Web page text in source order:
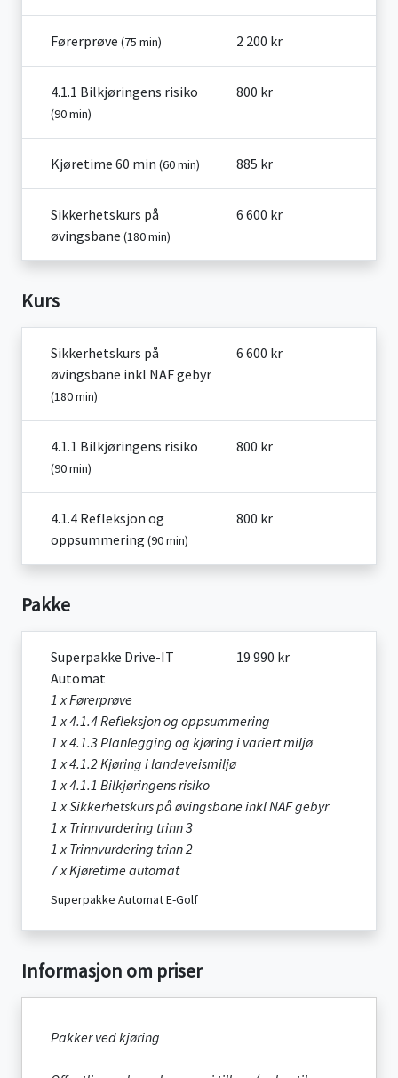
Førerprøve (75 min) 2 200 kr
4.1.1 Bilkjøringens risiko
(90 min)
800 kr
Kjøretime 60 min (60 min) 885 kr
Sikkerhetskurs på
øvingsbane (180 min)
6 600 kr
Kurs
Sikkerhetskurs på
øvingsbane inkl NAF gebyr
(180 min)
6 600 kr
4.1.1 Bilkjøringens risiko
(90 min)
800 kr
4.1.4 Refleksjon og
oppsummering (90 min)
800 kr
Pakke
Superpakke Drive-IT
Automat
19 990 kr
1 x Førerprøve
1 x 4.1.4 Refleksjon og oppsummering
1 x 4.1.3 Planlegging og kjøring i variert miljø
1 x 4.1.2 Kjøring i landeveismiljø
1 x 4.1.1 Bilkjøringens risiko
1 x Sikkerhetskurs på øvingsbane inkl NAF gebyr
1 x Trinnvurdering trinn 3
1 x Trinnvurdering trinn 2
7 x Kjøretime automat
Superpakke Automat E-Golf
Informasjon om priser
Pakker ved kjøring